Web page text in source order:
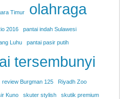
Timur olahraga
2016 pantai indah Sulawesi
Luhu pantai pasir putih
tersembunyi
review Burgman 125 Riyadh Zoo
Kuno skuter stylish skutik premium